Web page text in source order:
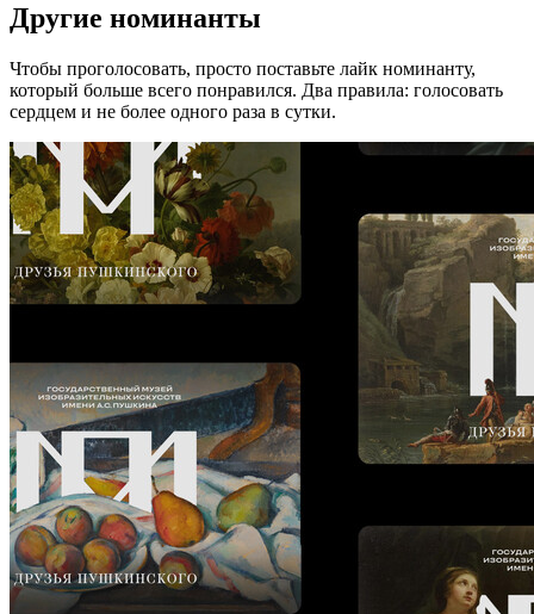
Другие номинанты
Чтобы проголосовать, просто поставьте лайк номинанту,
который больше всего понравился. Два правила: голосовать
сердцем и не более одного раза в сутки.